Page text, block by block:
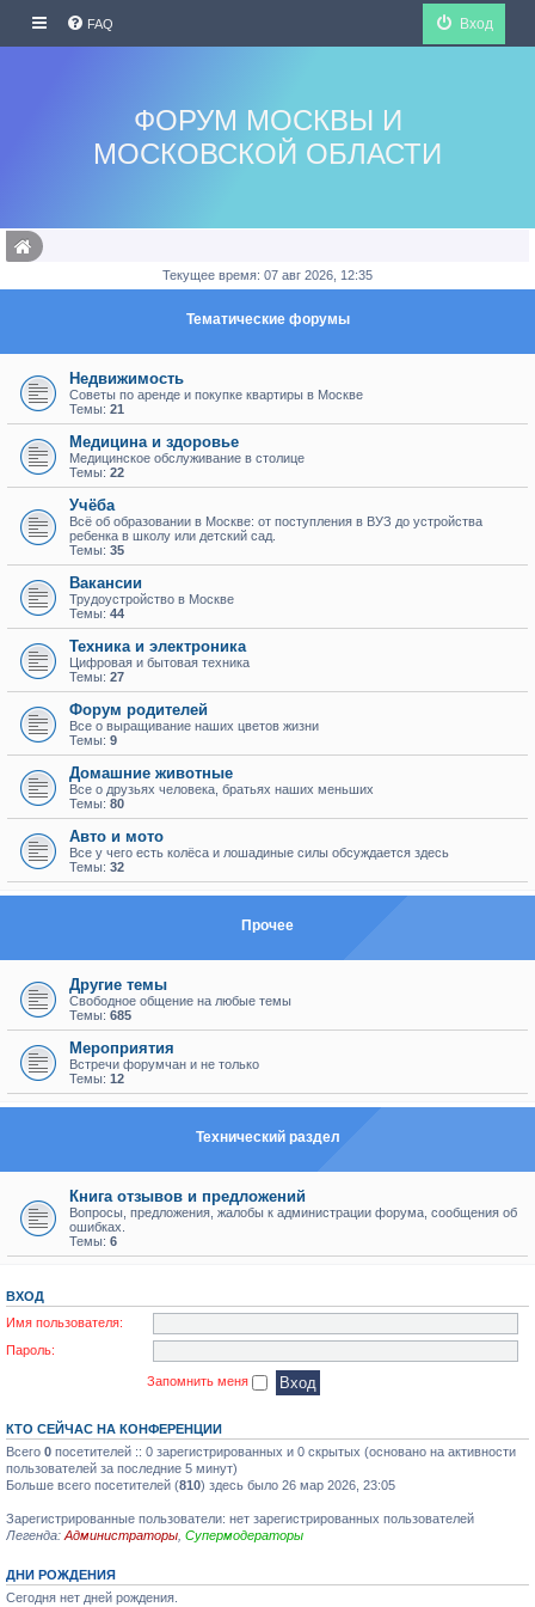
FAQ Вход
ФОРУМ МОСКВЫ И
МОСКОВСКОЙ ОБЛАСТИ
Текущее время: 07 авг 2026, 12:35
Тематические форумы
Недвижимость
Советы по аренде и покупке квартиры в Москве
Темы: 21
Медицина и здоровье
Медицинское обслуживание в столице
Темы: 22
Учёба
Всё об образовании в Москве: от поступления в ВУЗ до устройства
ребенка в школу или детский сад.
Темы: 35
Вакансии
Трудоустройство в Москве
Темы: 44
Техника и электроника
Цифровая и бытовая техника
Темы: 27
Форум родителей
Все о выращивание наших цветов жизни
Темы: 9
Домашние животные
Все о друзьях человека, братьях наших меньших
Темы: 80
Авто и мото
Все у чего есть колёса и лошадиные силы обсуждается здесь
Темы: 32
Прочее
Другие темы
Свободное общение на любые темы
Темы: 685
Мероприятия
Встречи форумчан и не только
Темы: 12
Технический раздел
Книга отзывов и предложений
Вопросы, предложения, жалобы к администрации форума, сообщения об
ошибках.
Темы: 6
ВХОД
Имя пользователя:
Пароль:
Запомнить меня
КТО СЕЙЧАС НА КОНФЕРЕНЦИИ
Всего 0 посетителей :: 0 зарегистрированных и 0 скрытых (основано на активности
пользователей за последние 5 минут)
Больше всего посетителей (810) здесь было 26 мар 2026, 23:05
Зарегистрированные пользователи: нет зарегистрированных пользователей
Легенда: Администраторы Супермодераторы
ДНИ РОЖДЕНИЯ
Сегодня нет дней рождения.